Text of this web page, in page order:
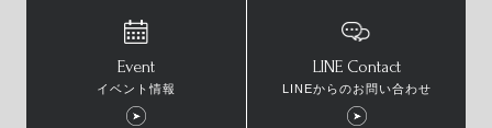
Event
イベント情報
LINE Contact
LINEからのお問い合わせ